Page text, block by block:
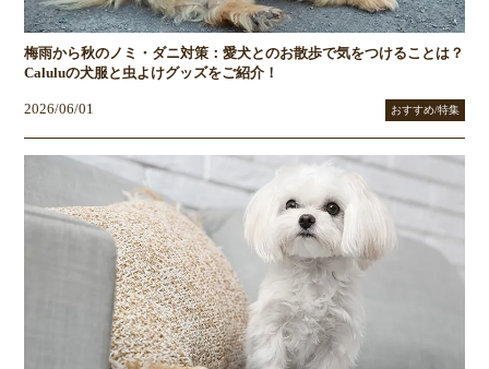
梅雨から秋のノミ・ダニ対策：愛犬とのお散歩で気をつけることは？
Caluluの犬服と虫よけグッズをご紹介！
2026/06/01 おすすめ/特集